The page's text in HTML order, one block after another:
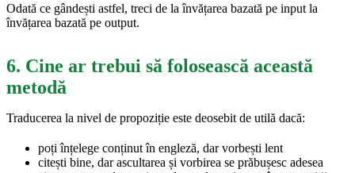
Odată ce gândești astfel, treci de la învățarea bazată pe input la
învățarea bazată pe output.
6. Cine ar trebui să folosească această
metodă
Traducerea la nivel de propoziție este deosebit de utilă dacă:
poți înțelege conținut în engleză, dar vorbești lent
citești bine, dar ascultarea și vorbirea se prăbușesc adesea